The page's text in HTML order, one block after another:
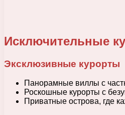
Исключительные
Эксклюзивные курорты
Панорамные виллы с
Роскошные курорты с
Приватные острова, где